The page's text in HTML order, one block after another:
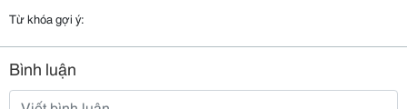
Từ khóa gợi ý:
Bình luận